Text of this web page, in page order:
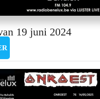
19 juni 2024Onroest
juni
2024